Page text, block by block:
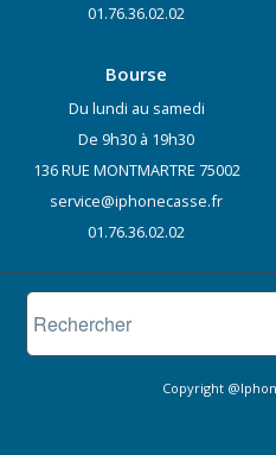
01.76.36.02.02
Bourse
Du lundi au samedi
De 9h30 à 19h30
136 RUE MONTMARTRE 75002
service@iphonecasse.fr
01.76.36.02.02
Copyright